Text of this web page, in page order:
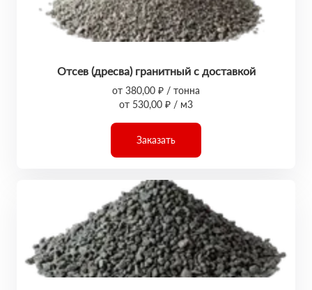
Отсев (дресва) гранитный с доставкой
от 380,00 ₽ / тонна
от 530,00 ₽ / м3
Заказать